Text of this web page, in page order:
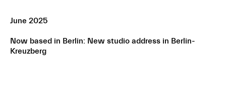
June 2025
Now based in Berlin: New studio address in Berlin-
Kreuzberg